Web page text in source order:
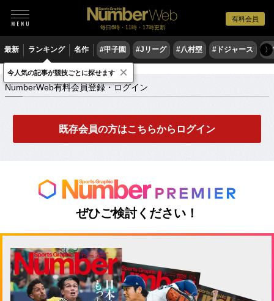
有料会員
毎日6時・11時・17時更新
最新 ランキング 名作 #甲子園 #Jリーグ #八村塁 #ドジャース #
〉
NumberWeb有料会員登録・ログイン
NumberWeb有料会員登録・ログイン
既存会員の方はこちらからログイン
ぜひご検討ください！
今人気の記事が競技ごとに探せます ×